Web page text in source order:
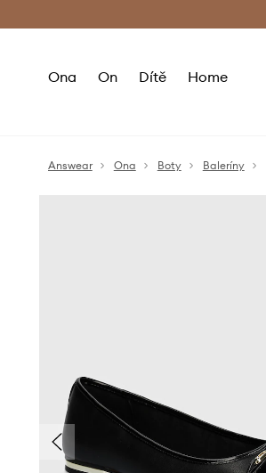
Ona On Dítě Home
Answear Ona Boty Baleríny